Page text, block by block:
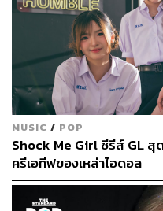
AKB48 มาช่วยออกแบบท่
ส่วนเนื้อเพลงจะเป็นฟีลแบ
เขา แต่เราอยากให้เขาไ
กับเรา ช่วยบอกก่อนได้ไห
MUSIC / POP
Shock Me Girl ซีรีส์ GL
ครีเอทีฟของเหล่าไอดอล